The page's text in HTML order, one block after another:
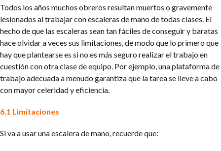
Matriz Premium
Matriz Profesional
Todos los años muchos obreros resultan muertos o gravemente
lesionados al trabajar con escaleras de mano de todas clases. El
hecho de que las escaleras sean tan fáciles de conseguir y baratas
hace olvidar a veces sus limitaciones, de modo que lo primero que
hay que plantearse es si no es más seguro realizar el trabajo en
cuestión con otra clase de equipo. Por ejemplo, una plataforma de
trabajo adecuada a menudo garantiza que la tarea se lleve a cabo
con mayor celeridad y eficiencia.
6.1 Limitaciones
Si va a usar una escalera de mano, recuerde que: